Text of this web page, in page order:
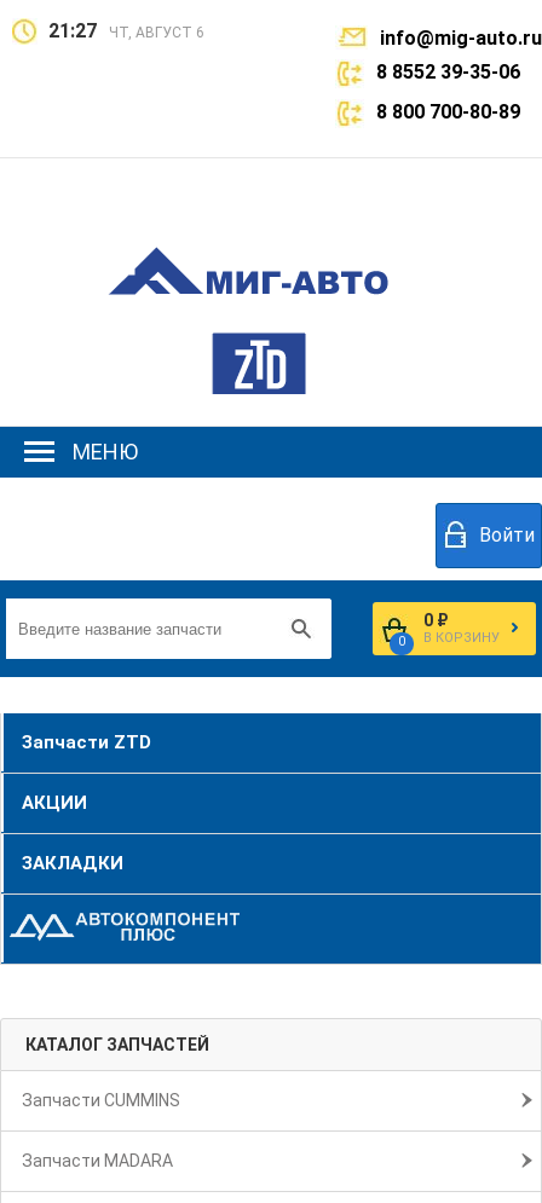
21:27 ЧТ, АВГУСТ 6
info@mig-auto.ru
8 8552 39-35-06
8 800 700-80-89
МЕНЮ
Войти
0
0 ₽
В КОРЗИНУ
Запчасти ZTD
АКЦИИ
ЗАКЛАДКИ
КАТАЛОГ ЗАПЧАСТЕЙ
Запчасти CUMMINS
Запчасти MADARA